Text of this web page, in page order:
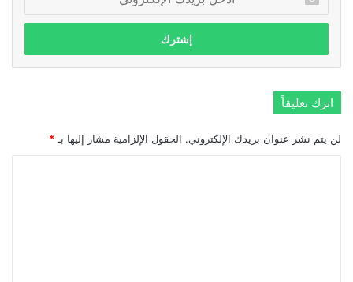
بريدك
الإلكتروني
اترك تعليقاً
لن يتم نشر عنوان بريدك الإلكتروني. الحقول الإلزامية مشار إليها بـ *